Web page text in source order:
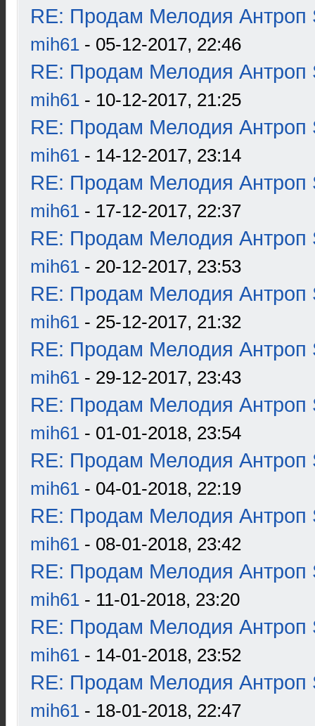
RE: Продам Мелодия Антроп
mih61 - 05-12-2017, 22:46
RE: Продам Мелодия Антроп
mih61 - 10-12-2017, 21:25
RE: Продам Мелодия Антроп
mih61 - 14-12-2017, 23:14
RE: Продам Мелодия Антроп
mih61 - 17-12-2017, 22:37
RE: Продам Мелодия Антроп
mih61 - 20-12-2017, 23:53
RE: Продам Мелодия Антроп
mih61 - 25-12-2017, 21:32
RE: Продам Мелодия Антроп
mih61 - 29-12-2017, 23:43
RE: Продам Мелодия Антроп
mih61 - 01-01-2018, 23:54
RE: Продам Мелодия Антроп
mih61 - 04-01-2018, 22:19
RE: Продам Мелодия Антроп
mih61 - 08-01-2018, 23:42
RE: Продам Мелодия Антроп
mih61 - 11-01-2018, 23:20
RE: Продам Мелодия Антроп
mih61 - 14-01-2018, 23:52
RE: Продам Мелодия Антроп
mih61 - 18-01-2018, 22:47